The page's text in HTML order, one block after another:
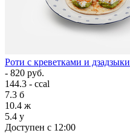
Роти с креветками и дзадзыки
- 820 руб.
144.3 - ccal
7.3 б
10.4 ж
5.4 у
Доступен с 12:00